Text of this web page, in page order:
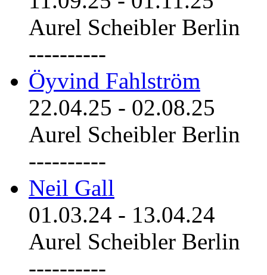
Aurel Scheibler Berlin
----------
Öyvind Fahlström
22.04.25 - 02.08.25
Aurel Scheibler Berlin
----------
Neil Gall
01.03.24 - 13.04.24
Aurel Scheibler Berlin
----------